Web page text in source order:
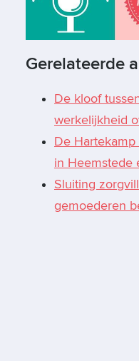
Gerelateerde
De kloof
werkelijkheid
De
in Heemstede
Sluiting
gemoederen